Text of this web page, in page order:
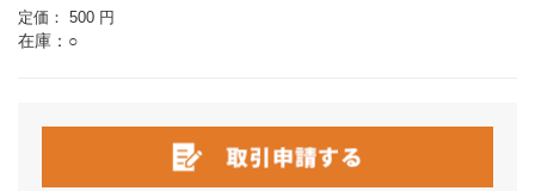
定価： 500 円
在庫：○